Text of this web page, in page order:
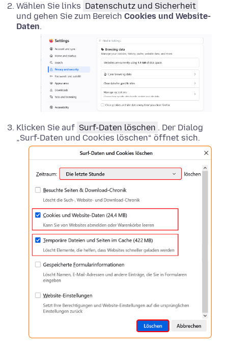
Wählen Sie links Datenschutz und Sicherheit
und gehen Sie zum Bereich Cookies und Website-
Daten.
Klicken Sie auf Surf-Daten löschen . Der Dialog
„Surf-Daten und Cookies löschen“ öffnet sich.